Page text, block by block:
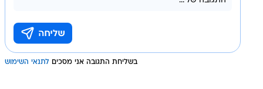
בשליחת התגובה אני מסכים לתנאי השימוש